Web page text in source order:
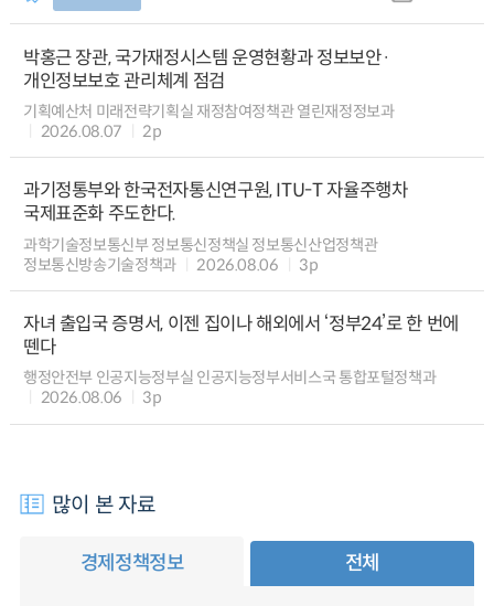
박홍근 장관, 국가재정시스템 운영현황과 정보보안·
개인정보보호 관리체계 점검
기획예산처 미래전략기획실 재정참여정책관 열린재정정보과
2026.08.07
2p
과기정통부와 한국전자통신연구원, ITU-T 자율주행차
국제표준화 주도한다.
과학기술정보통신부 정보통신정책실 정보통신산업정책관
정보통신방송기술정책과
2026.08.06 3p
자녀 출입국 증명서, 이젠 집이나 해외에서 ‘정부24’로 한 번에
뗀다
행정안전부 인공지능정부실 인공지능정부서비스국 통합포털정책과
2026.08.06
3p
많이 본 자료
경제정책정보 전체